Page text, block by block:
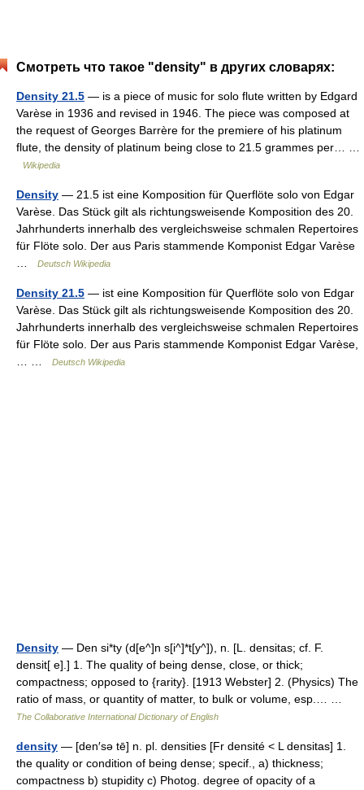
Смотреть что такое "density" в других словарях:
Density 21.5 — is a piece of music for solo flute written by Edgard
Varèse in 1936 and revised in 1946. The piece was composed at
the request of Georges Barrère for the premiere of his platinum
flute, the density of platinum being close to 21.5 grammes per… …
Wikipedia
Density — 21.5 ist eine Komposition für Querflöte solo von Edgar
Varèse. Das Stück gilt als richtungsweisende Komposition des 20.
Jahrhunderts innerhalb des vergleichsweise schmalen Repertoires
für Flöte solo. Der aus Paris stammende Komponist Edgar Varèse
Deutsch Wikipedia
Density 21.5 — ist eine Komposition für Querflöte solo von Edgar
Varèse. Das Stück gilt als richtungsweisende Komposition des 20.
Jahrhunderts innerhalb des vergleichsweise schmalen Repertoires
für Flöte solo. Der aus Paris stammende Komponist Edgar Varèse,
Deutsch Wikipedia
Density — Den si*ty (d[e^]n s[i^]*t[y^]), n. [L. densitas; cf. F.
densit[ e].] 1. The quality of being dense, close, or thick;
compactness; opposed to {rarity}. [1913 Webster] 2. (Physics) The
ratio of mass, or quantity of matter, to bulk or volume, esp.… …
The Collaborative International Dictionary of English
density — [den′sə tē] n. pl. densities [Fr densité < L densitas] 1.
the quality or condition of being dense; specif., a) thickness;
compactness b) stupidity c) Photog. degree of opacity of a